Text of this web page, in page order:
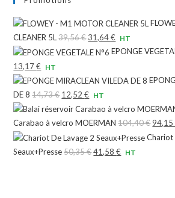
CLEANER 5L 39,56€ Le
prix
était :
39,56 €.
31,64€Le
prix
est :
HT
EPONGE
Le
prix
initial
était :
15,50 €.
13,17€Le
prix
actuel
est :
13,17 €.
HT
DE 8 14,73€ Le
prix
initial
était :
14,73 €.
12,52€Le
prix
actuel
est :
12,52 €.
HT
Carabao à velcro MOERMAN 104,40€ Le
prix
94,15
Chariot
Seaux+Presse 50,35€Le
41,58€LeHT